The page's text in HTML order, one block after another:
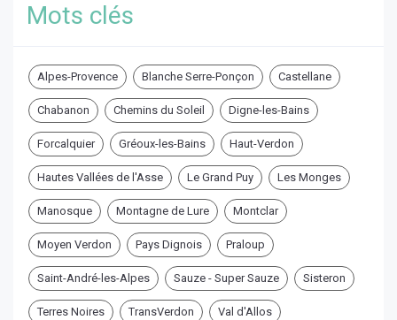
Mots clés
Alpes-Provence Blanche Serre-Ponçon Castellane
Chabanon Chemins du Soleil Digne-les-Bains
Forcalquier Gréoux-les-Bains Haut-Verdon
Hautes Vallées de l'Asse Le Grand Puy Les Monges
Manosque Montagne de Lure Montclar
Moyen Verdon Pays Dignois Praloup
Saint-André-les-Alpes Sauze - Super Sauze Sisteron
Terres Noires TransVerdon Val d'Allos